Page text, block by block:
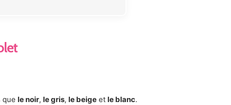
que le noir, le gris, le beige et le blanc.